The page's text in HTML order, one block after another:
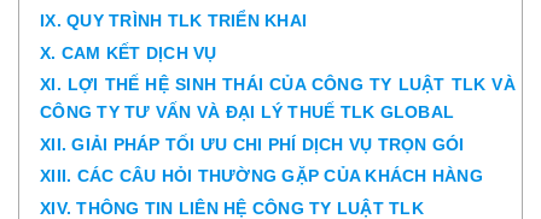
IX. QUY TRÌNH TLK TRIỂN KHAI
X. CAM KẾT DỊCH VỤ
XI. LỢI THẾ HỆ SINH THÁI CỦA CÔNG TY LUẬT TLK VÀ
CÔNG TY TƯ VẤN VÀ ĐẠI LÝ THUẾ TLK GLOBAL
XII. GIẢI PHÁP TỐI ƯU CHI PHÍ DỊCH VỤ TRỌN GÓI
XIII. CÁC CÂU HỎI THƯỜNG GẶP CỦA KHÁCH HÀNG
XIV. THÔNG TIN LIÊN HỆ CÔNG TY LUẬT TLK